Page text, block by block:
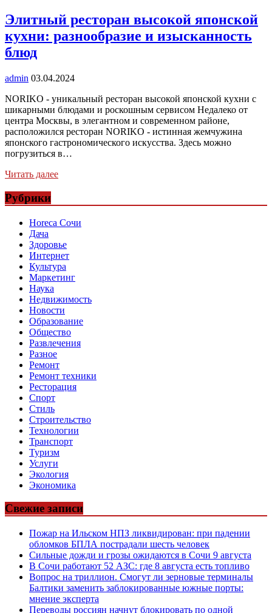
Элитный ресторан высокой японской
кухни: разнообразие и изысканность
блюд
admin 03.04.2024
NORIKO - уникальный ресторан высокой японской кухни с
шикарными блюдами и роскошным сервисом Недалеко от
центра Москвы, в элегантном и современном районе,
расположился ресторан NORIKO - истинная жемчужина
японского гастрономического искусства. Здесь можно
погрузиться в…
Читать далее
Рубрики
Horeca Сочи
Дача
Здоровье
Интернет
Культура
Маркетинг
Наука
Недвижимость
Новости
Образование
Общество
Развлечения
Разное
Ремонт
Ремонт техники
Ресторация
Спорт
Стиль
Строительство
Технологии
Транспорт
Туризм
Услуги
Экология
Экономика
Свежие записи
Пожар на Ильском НПЗ ликвидирован: при падении
обломков БПЛА пострадали шесть человек
Сильные дожди и грозы ожидаются в Сочи 9 августа
В Сочи работают 52 АЗС: где 8 августа есть топливо
Вопрос на триллион. Смогут ли зерновые терминалы
Балтики заменить заблокированные южные порты:
мнение эксперта
Переводы россиян начнут блокировать по одной